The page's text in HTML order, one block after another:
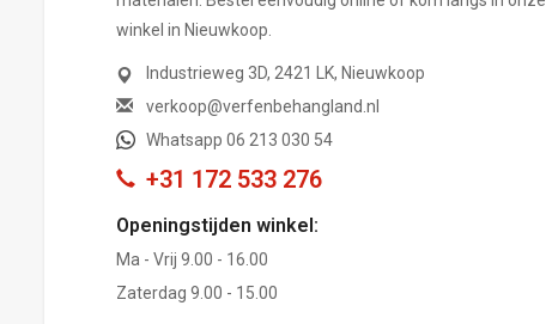
winkel in Nieuwkoop.
Industrieweg 3D, 2421 LK, Nieuwkoop
verkoop@verfenbehangland.nl
Whatsapp 06 213 030 54
+31 172 533 276
Openingstijden winkel:
Ma - Vrij 9.00 - 16.00
Zaterdag 9.00 - 15.00